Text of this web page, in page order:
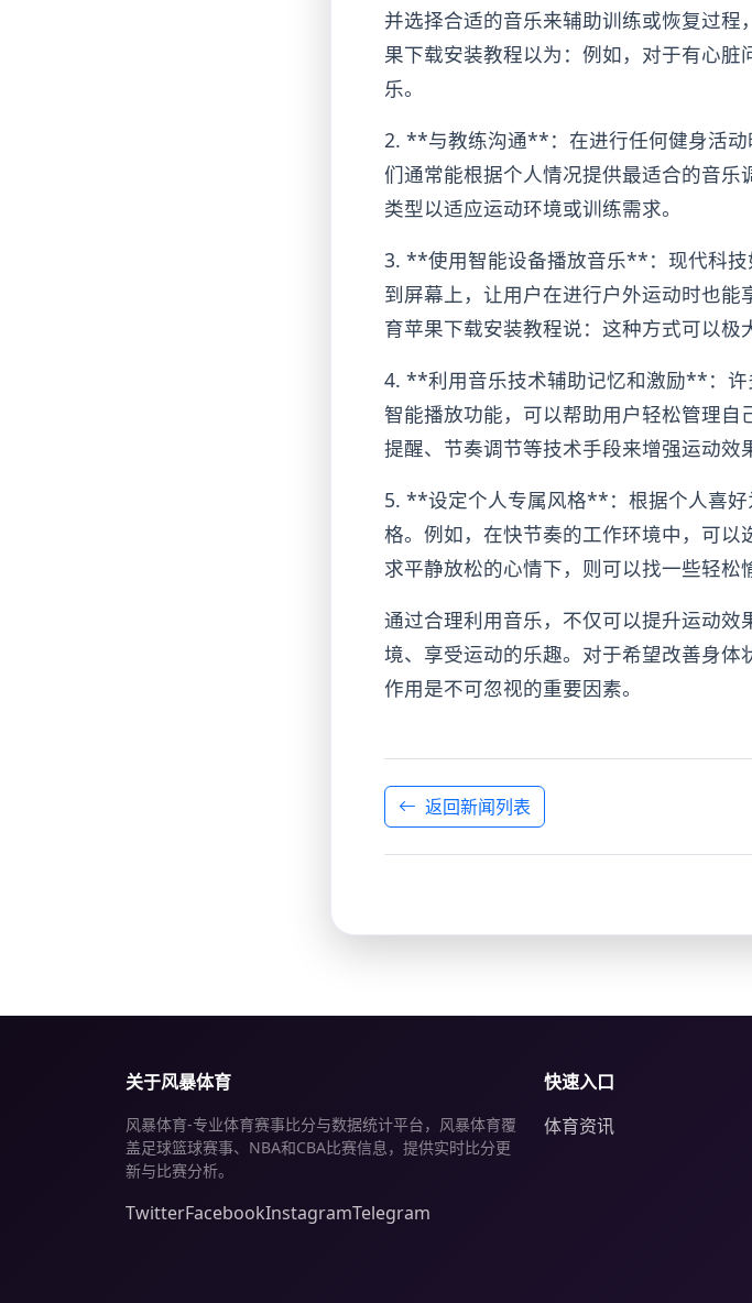
并选择合适的音乐来辅助训练或恢复过
果下载安装教程以为：例如，对于有心
乐。
2. **与教练沟通**：在进行任何健身活
们通常能根据个人情况提供最适合的音
类型以适应运动环境或训练需求。
3. **使用智能设备播放音乐**：现代科
到屏幕上，让用户在进行户外运动时也能
育苹果下载安装教程说：这种方式可以极
4. **利用音乐技术辅助记忆和激励**：
智能播放功能，可以帮助用户轻松管理
提醒、节奏调节等技术手段来增强运动效
5. **设定个人专属风格**：根据个人喜
格。例如，在快节奏的工作环境中，可
求平静放松的心情下，则可以找一些轻松
通过合理利用音乐，不仅可以提升运动
境、享受运动的乐趣。对于希望改善身
作用是不可忽视的重要因素。
返回新闻列表
关于风暴体育
风暴体育-专业体育赛事比分与数据统计平台，风暴体育覆
盖足球篮球赛事、NBA和CBA比赛信息，提供实时比分更
新与比赛分析。
TwitterFacebookInstagramTelegram
快速入口
体育资讯